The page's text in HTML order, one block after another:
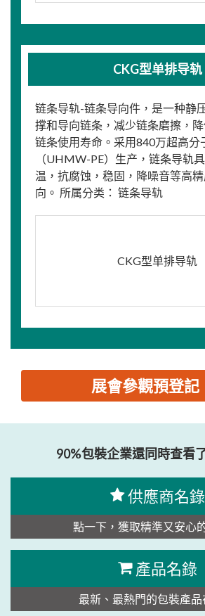
CKG型单排导轨
链条导轨-链条导向件，是一种静
撑和导向链条，减少链条磨擦，
链条使用寿命。采用840万超高分
（UHMW-PE）生产，链条导轨
温，抗腐蚀，稳固，降噪音等高
向。 所属分类： 链条导轨
CKG型单排导轨
展會參觀預登記
90%包裝企業還同時查看
供應商名錄
點一下，獲取精準又安心
產品名錄
最新、最熱門的包裝產品